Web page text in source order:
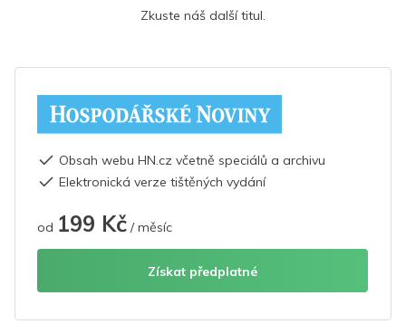
Zkuste náš další titul.
Obsah webu HN.cz včetně speciálů a archivu
Elektronická verze tištěných vydání
od 199 Kč / měsíc
Získat předplatné